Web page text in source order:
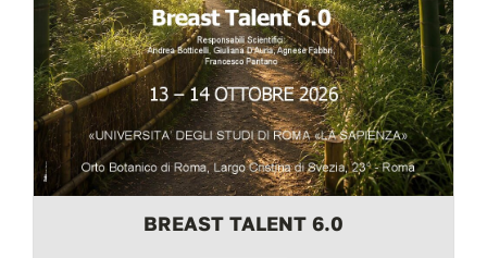
BREAST TALENT 6.0